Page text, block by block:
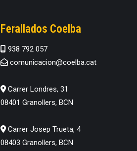
Ferallados Coelba
938 792 057
comunicacion@coelba.cat
Carrer Londres, 31
08401 Granollers, BCN
Carrer Josep Trueta, 4
08403 Granollers, BCN